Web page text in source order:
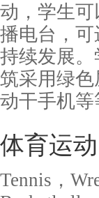
动，学生
播电台，
持续发展
筑采用绿
动干手机等
体育运动
Tennis，